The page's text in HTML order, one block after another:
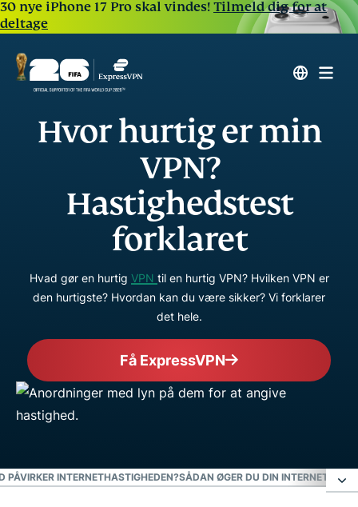
30 nye iPhone 17 Pro skal vindes!Tilmeld dig for at
deltage
Hvor hurtig er min
VPN?
Hastighedstest
forklaret
Hvad gør en hurtig VPN til en hurtig VPN? Hvilken VPN er
den hurtigste? Hvordan kan du være sikker? Vi forklarer
det hele.
Få ExpressVPN
PÅVIRKER INTERNETHASTIGHEDEN?SÅDAN ØGER DU DIN